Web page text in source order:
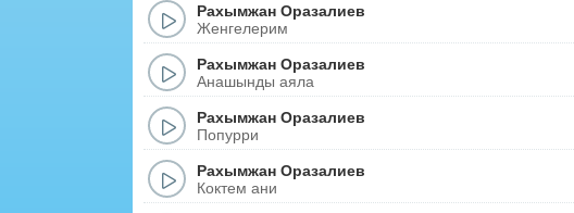
Рахымжан Оразалиев
Женгелерим
Рахымжан Оразалиев
Анашынды аяла
Рахымжан Оразалиев
Попурри
Рахымжан Оразалиев
Коктем ани